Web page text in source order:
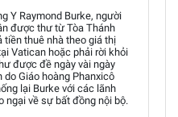
Y Raymond Burke, người
được thư từ Tòa Thánh
tiền thuê nhà theo giá thị
Vatican hoặc phải rời khỏi
được đề ngày vài ngày
Giáo hoàng Phanxicô
lại Burke với các lãnh
ngại về sự bất đồng nội bộ.